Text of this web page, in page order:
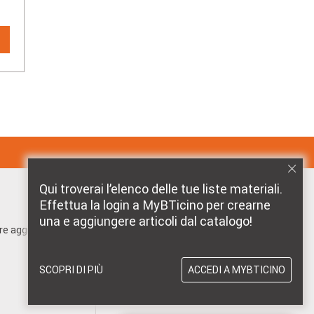
Qui troverai l’elenco delle tue liste materiali.
Effettua la login a MyBTicino per crearne
una e aggiungere articoli dal catalogo!
SCOPRI DI PIÙ ACCEDI A MYBTICINO
aggiornato!
MARCHI DISTRIBUITI DA BTICINO